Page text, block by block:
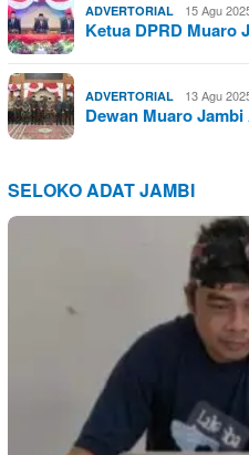
ADVERTORIAL 15 Agu
Ketua DPRD Muaro
ADVERTORIAL 13 Agu
Dewan Muaro
SELOKO ADAT JAMBI